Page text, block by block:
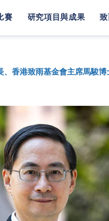
賽 研究項目與成果
香港致雨基金會主席馬駿